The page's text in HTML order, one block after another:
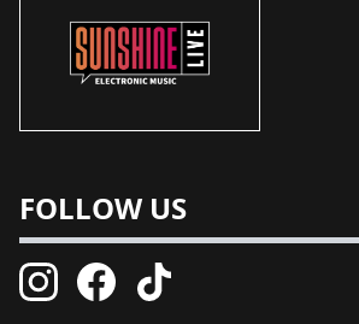
FOLLOW US